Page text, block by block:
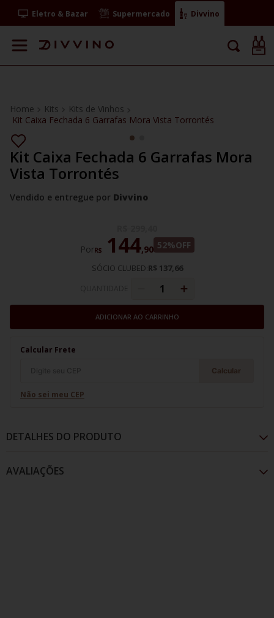
Eletro & Bazar Supermercado Divvino
Kits
Kits de Vinhos
Kit Caixa Fechada 6 Garrafas Mora Vista Torrontés
Kit Caixa Fechada 6 Garrafas Mora
Vista Torrontés
Vendido e entregue por Divvino
PorR$ 144,90 52%OFF
SÓCIO CLUBED:R$ 137,66
ADICIONAR AO CARRINHO
Calcular Frete
Calcular
Não sei meu CEP
DETALHES DO PRODUTO
AVALIAÇÕES